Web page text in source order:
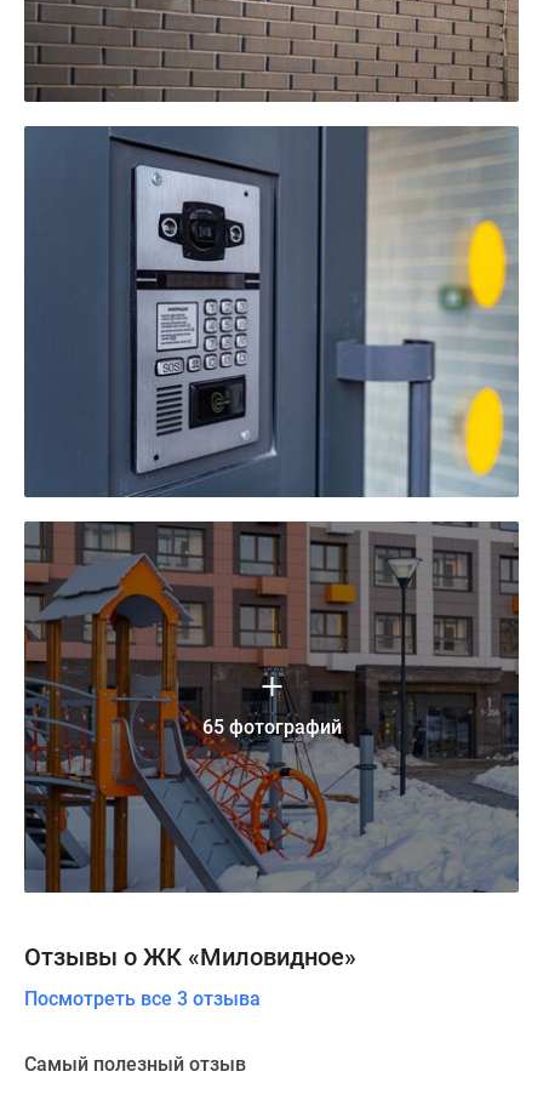
65 фотографий
Отзывы о ЖК «Миловидное»
Посмотреть все 3 отзыва
Самый полезный отзыв